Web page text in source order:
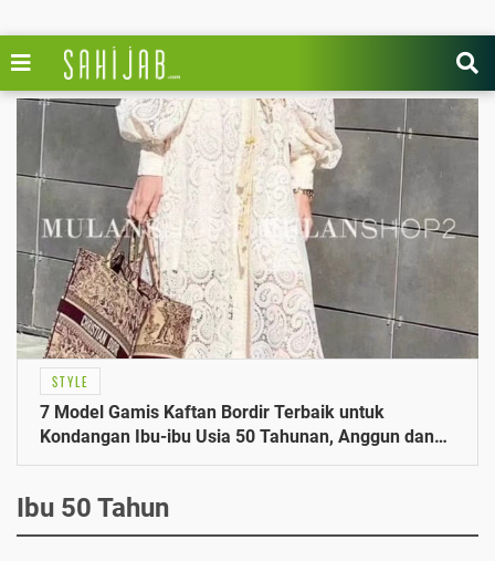
STYLE
7 Model Gamis Kaftan Bordir Terbaik untuk
Kondangan Ibu-ibu Usia 50 Tahunan, Anggun dan
Nyaman
Ibu 50 Tahun